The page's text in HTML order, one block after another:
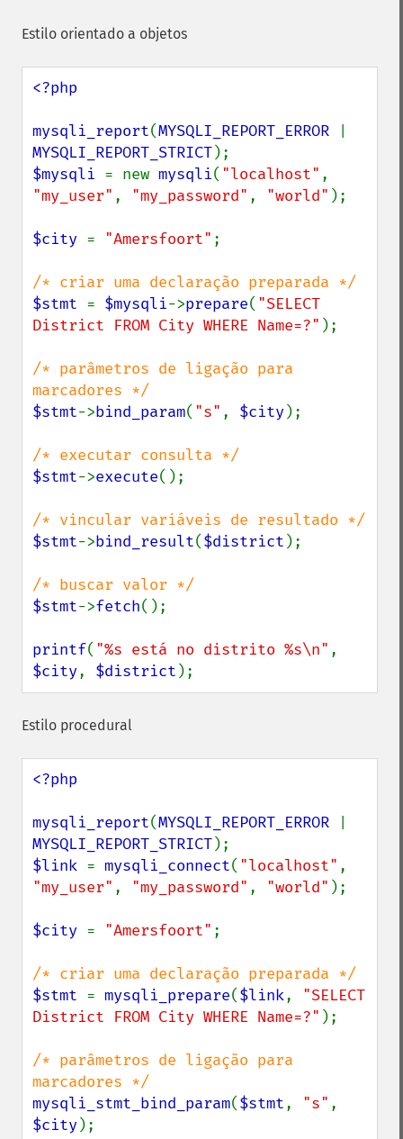
Estilo orientado a objetos
<?php
mysqli_report(MYSQLI_REPORT_ERROR
MYSQLI_REPORT_STRICT
$mysqli = new mysqli( "localhost"
"my_user" , "my_password" , "world" );
$city = "Amersfoort" ;
$stmt = $mysqli->prepare( "SELECT
District FROM City WHERE Name=?" );
/* parâmetros de ligação para
$stmt->bind_param( "s" , $city);
$stmt->execute();
$stmt->bind_result($district );
$stmt->fetch();
printf( "%s está no distrito %s\n"
$city, $district );
Estilo procedural
<?php
mysqli_report(MYSQLI_REPORT_ERROR
MYSQLI_REPORT_STRICT
$link = mysqli_connect( "localhost"
"my_user" , "my_password" , "world" );
$city = "Amersfoort" ;
$stmt = mysqli_prepare($link, "SELECT
District FROM City WHERE Name=?" );
/* parâmetros de ligação para
mysqli_stmt_bind_param($stmt, "s"
$city);